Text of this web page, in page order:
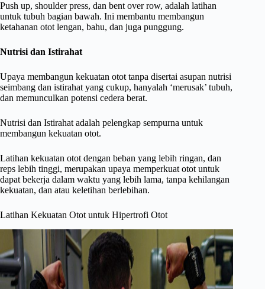
Push up, shoulder press, dan bent over row, adalah latihan
untuk tubuh bagian bawah. Ini membantu membangun
ketahanan otot lengan, bahu, dan juga punggung.
Nutrisi dan Istirahat
Upaya membangun kekuatan otot tanpa disertai asupan nutrisi
seimbang dan istirahat yang cukup, hanyalah ‘merusak’ tubuh,
dan memunculkan potensi cedera berat.
Nutrisi dan Istirahat adalah pelengkap sempurna untuk
membangun kekuatan otot.
Latihan kekuatan otot dengan beban yang lebih ringan, dan
reps lebih tinggi, merupakan upaya memperkuat otot untuk
dapat bekerja dalam waktu yang lebih lama, tanpa kehilangan
kekuatan, dan atau keletihan berlebihan.
Latihan Kekuatan Otot untuk Hipertrofi Otot